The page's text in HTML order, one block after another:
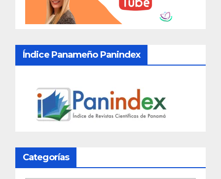
Índice Panameño Panindex
Categorías